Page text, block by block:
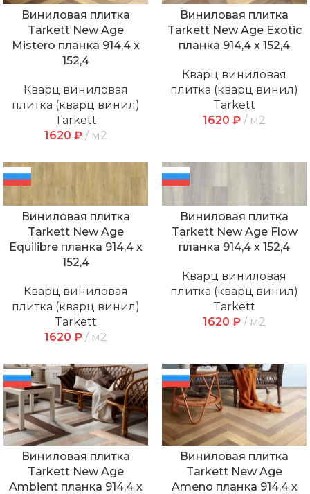
Виниловая плитка
Tarkett New Age
Mistero планка 914,4 x
152,4
Кварц виниловая
плитка (кварц винил)
Tarkett
1620 ₽ м2
Виниловая плитка
Tarkett New Age Exotic
планка 914,4 x 152,4
Кварц виниловая
плитка (кварц винил)
Tarkett
1620 ₽ м2
Виниловая плитка
Tarkett New Age
Equilibre планка 914,4 x
152,4
Кварц виниловая
плитка (кварц винил)
Tarkett
1620 ₽ м2
Виниловая плитка
Tarkett New Age Flow
планка 914,4 x 152,4
Кварц виниловая
плитка (кварц винил)
Tarkett
1620 ₽ м2
Виниловая плитка
Tarkett New Age
Ambient планка 914,4 x
Виниловая плитка
Tarkett New Age
Ameno планка 914,4 x